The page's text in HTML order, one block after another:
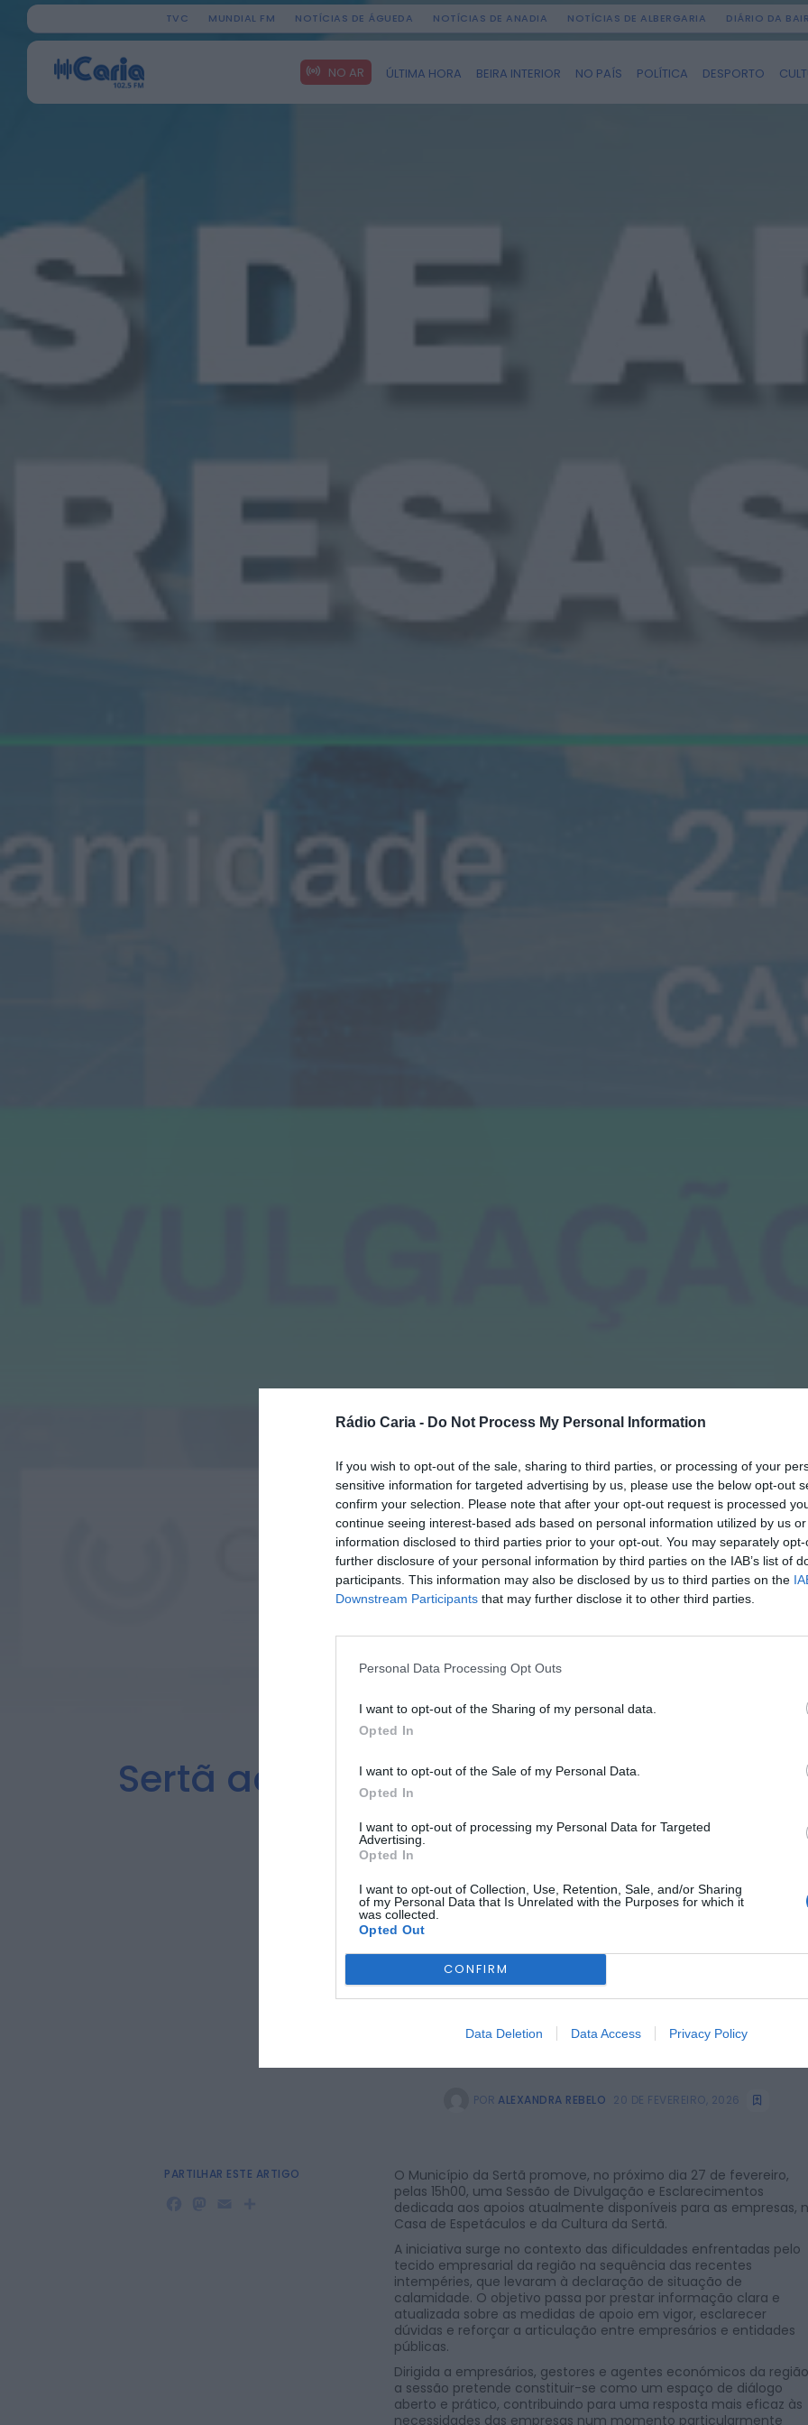
Rádio Caria - Do Not Process My Personal Information
If you wish to opt-out of the sale, sharing to third parties, or processing of your
sensitive information for targeted advertising by us, please use the below opt-out
confirm your selection. Please note that after your opt-out request is processed
continue seeing interest-based ads based on personal information utilized by us
information disclosed to third parties prior to your opt-out. You may separately
further disclosure of your personal information by third parties on the IAB’s list of
participants. This information may also be disclosed by us to third parties on the
Downstream Participants that may further disclose it to other third parties.
Personal Data Processing Opt Outs
I want to opt-out of the Sharing of my personal data.
Opted In
I want to opt-out of the Sale of my Personal Data.
Opted In
I want to opt-out of processing my Personal Data for Targeted
Advertising.
Opted In
I want to opt-out of Collection, Use, Retention, Sale, and/or Sharing
of my Personal Data that Is Unrelated with the Purposes for which it
was collected.
Opted Out
CONFIRM
Data Deletion Data Access Privacy Policy
TVC MUNDIAL FM NOTÍCIAS DE ÁGUEDA NOTÍCIAS DE ANADIA NOTÍCIAS DE ALBERGARIA DIÁRIO DA
NO AR ÚLTIMA HORA BEIRA INTERIOR NO PAÍS POLÍTICA DESPORTO
Search
for:
Sertã acolhe sessão de divulgação
empresas após
POR ALEXANDRA REBELO 20 DE FEVEREIRO, 2026
O Município da Sertã promove, no próximo dia 27 de fevereiro,
pelas 15h00, uma Sessão de Divulgação e Esclarecimentos
dedicada aos apoios atualmente disponíveis para as empresas,
Casa de Espetáculos e da Cultura da Sertã.
A iniciativa surge no contexto das dificuldades enfrentadas pelo
tecido empresarial da região na sequência das recentes
intempéries, que levaram à declaração de situação de
calamidade. O objetivo passa por prestar informação clara e
atualizada sobre as medidas de apoio em vigor, esclarecer
dúvidas e reforçar a articulação entre empresários e entidades
públicas.
Dirigida a empresários, gestores e agentes económicos da
a sessão pretende constituir-se como um espaço de diálogo
aberto e prático, contribuindo para uma resposta mais eficaz às
necessidades das empresas num momento particularmente
PARTILHAR ESTE ARTIGO